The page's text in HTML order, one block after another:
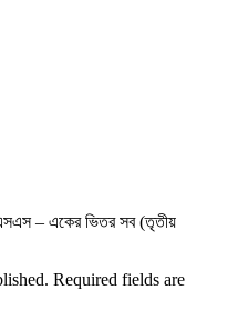
– একের ভিতর সব (তৃতীয়
Required fields are